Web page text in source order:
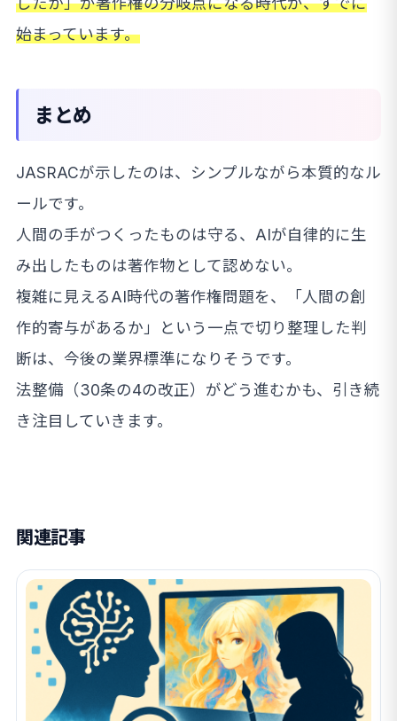
始まっています。
まとめ
JASRACが示したのは、シンプルながら本質的なル
ールです。
人間の手がつくったものは守る、AIが自律的に生
み出したものは著作物として認めない。
複雑に見えるAI時代の著作権問題を、「人間の創
作的寄与があるか」という一点で切り整理した判
断は、今後の業界標準になりそうです。
法整備（30条の4の改正）がどう進むかも、引き続
き注目していきます。
関連記事